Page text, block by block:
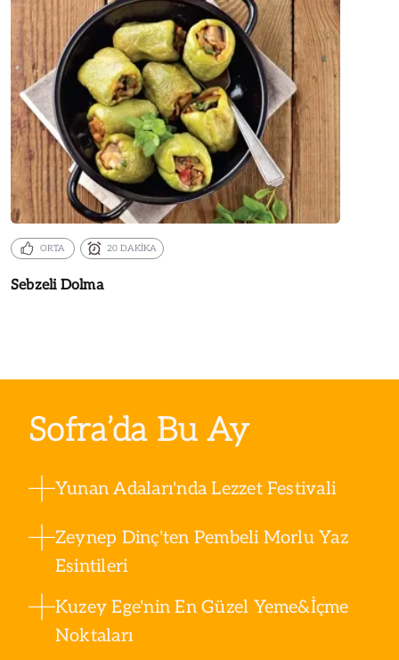
ORTA 20 DAKİKA
Sebzeli Dolma
Sofra’da Bu Ay
Yunan Adaları'nda Lezzet Festivali
Zeynep Dinç'ten Pembeli Morlu Yaz
Esintileri
Kuzey Ege'nin En Güzel Yeme&İçme
Noktaları